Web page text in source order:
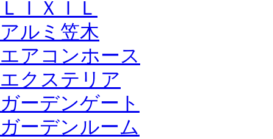
ＬＩＸＩＬ
アルミ笠木
エアコンホース
エクステリア
ガーデンゲート
ガーデンルーム